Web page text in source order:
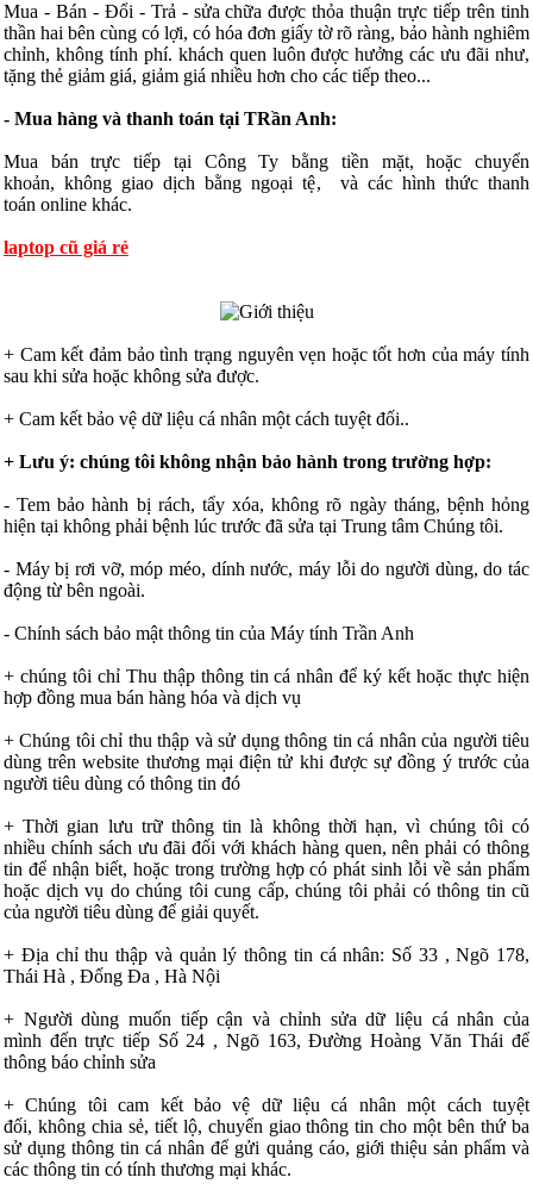
Mua - Bán - Đổi - Trả - sửa chữa được thỏa thuận trực tiếp trên tinh
thần hai bên cùng có lợi, có hóa đơn giấy tờ rõ ràng, bảo hành nghiêm
chỉnh, không tính phí. khách quen luôn được hưởng các ưu đãi như,
tặng thẻ giảm giá, giảm giá nhiều hơn cho các tiếp theo...
- Mua hàng và thanh toán tại TRần Anh:
Mua bán trực tiếp tại Công Ty bằng tiền mặt, hoặc chuyển
khoản, không giao dịch bằng ngoại tệ, và các hình thức thanh
toán online khác.
laptop cũ giá rẻ
+ Cam kết đảm bảo tình trạng nguyên vẹn hoặc tốt hơn của máy tính
sau khi sửa hoặc không sửa được.
+ Cam kết bảo vệ dữ liệu cá nhân một cách tuyệt đối..
+ Lưu ý: chúng tôi không nhận bảo hành trong trường hợp:
- Tem bảo hành bị rách, tẩy xóa, không rõ ngày tháng, bệnh hỏng
hiện tại không phải bệnh lúc trước đã sửa tại Trung tâm Chúng tôi.
- Máy bị rơi vỡ, móp méo, dính nước, máy lỗi do người dùng, do tác
động từ bên ngoài.
- Chính sách bảo mật thông tin của Máy tính Trần Anh
+ chúng tôi chỉ Thu thập thông tin cá nhân để ký kết hoặc thực hiện
hợp đồng mua bán hàng hóa và dịch vụ
+ Chúng tôi chỉ thu thập và sử dụng thông tin cá nhân của người tiêu
dùng trên website thương mại điện tử khi được sự đồng ý trước của
người tiêu dùng có thông tin đó
+ Thời gian lưu trữ thông tin là không thời hạn, vì chúng tôi có
nhiều chính sách ưu đãi đối với khách hàng quen, nên phải có thông
tin để nhận biết, hoặc trong trường hợp có phát sinh lỗi về sản phẩm
hoặc dịch vụ do chúng tôi cung cấp, chúng tôi phải có thông tin cũ
của người tiêu dùng để giải quyết.
+ Địa chỉ thu thập và quản lý thông tin cá nhân: Số 33 , Ngõ 178,
Thái Hà , Đống Đa , Hà Nội
+ Người dùng muốn tiếp cận và chỉnh sửa dữ liệu cá nhân của
mình đến trực tiếp Số 24 , Ngõ 163, Đường Hoàng Văn Tháiđể
thông báo chỉnh sửa
+ Chúng tôi cam kết bảo vệ dữ liệu cá nhân một cách tuyệt
đối, không chia sẻ, tiết lộ, chuyển giao thông tin cho một bên thứ ba
sử dụng thông tin cá nhân để gửi quảng cáo, giới thiệu sản phẩm và
các thông tin có tính thương mại khác.